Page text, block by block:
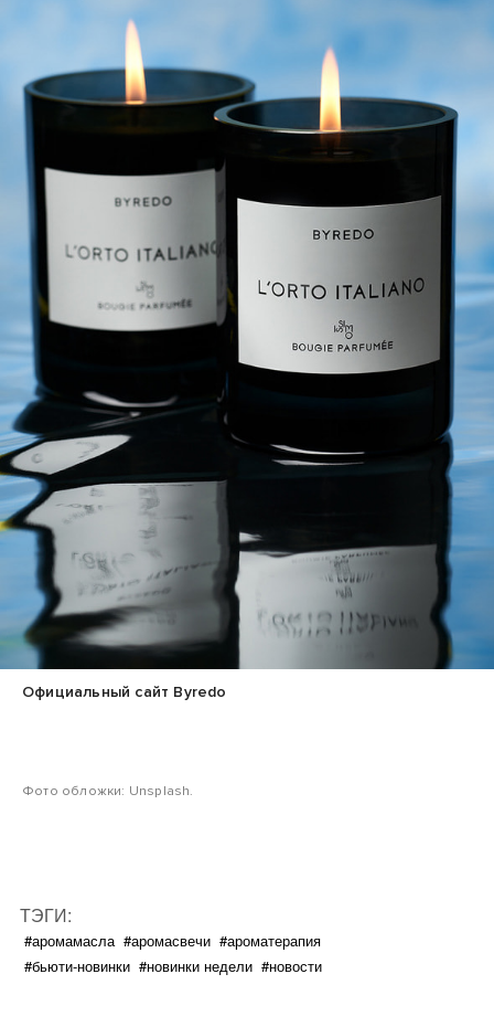
Официальный сайт Byredo
Фото обложки: Unsplash.
ТЭГИ:
#аромамасла #аромасвечи #ароматерапия
#бьюти-новинки #новинки недели #новости